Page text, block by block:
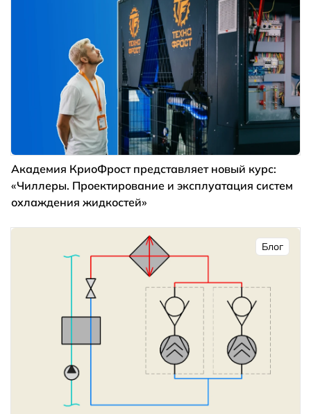
Академия КриоФрост представляет новый курс:
«Чиллеры. Проектирование и эксплуатация систем
охлаждения жидкостей»
Блог